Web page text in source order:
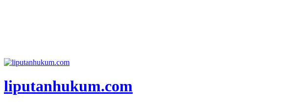
liputanhukum.com